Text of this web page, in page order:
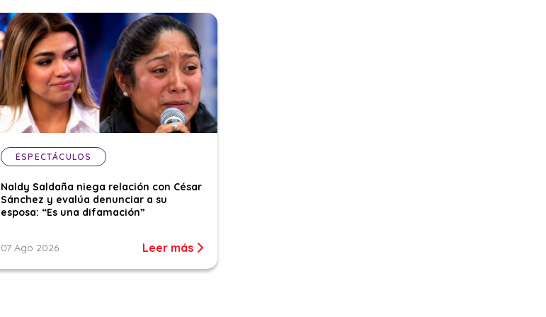
ESPECTÁCULOS
Naldy Saldaña niega relación con César
Sánchez y evalúa denunciar a su
esposa: “Es una difamación”
07 Ago 2026 Leer más